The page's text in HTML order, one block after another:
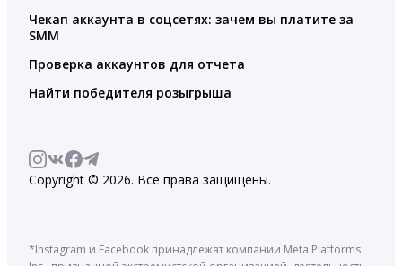
Чекап аккаунта в соцсетях: зачем вы платите за
SMM
Проверка аккаунтов для отчета
Найти победителя розыгрыша
Copyright © 2026. Все права защищены.
*Instagram и Facebook принадлежат компании Meta Platforms